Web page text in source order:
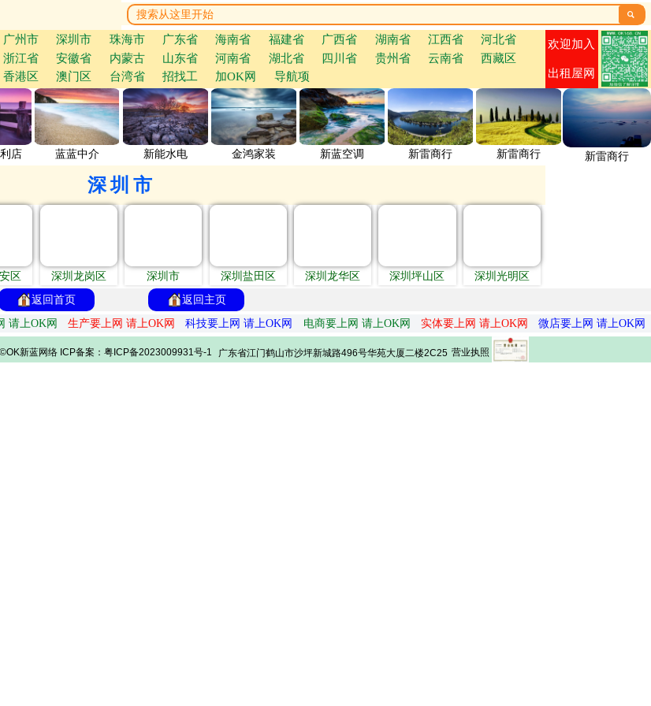

广州市 深圳市 珠海市 广东省 海南省 福建省 广西省 湖南省 江西省
河北省
浙江省 安徽省 内蒙古 山东省 河南省 湖北省 四川省 贵州省 云南省
西藏区
香港区 澳门区 台湾省 招找工 加OK网 导航项
欢迎加入
出租屋网
店 蓝蓝中介 新能水电 金鸿家装 新蓝空调 新雷商行 新雷商行 新雷商行
深圳市
区 深圳龙岗区 深圳市 深圳盐田区 深圳龙华区 深圳坪山区
深圳光明区
返回首页
返回主页
请上OK网 生产要上网 请上OK网 科技要上网 请上OK网 电商要上网 请上OK网 实体要上网 请上OK网 微店要上网 请上OK网
©OK新蓝网络 ICP备案：粤ICP备2023009931号-1 广东省江门鹤山市沙坪新城路496号华苑大厦二楼2C25 营业执照